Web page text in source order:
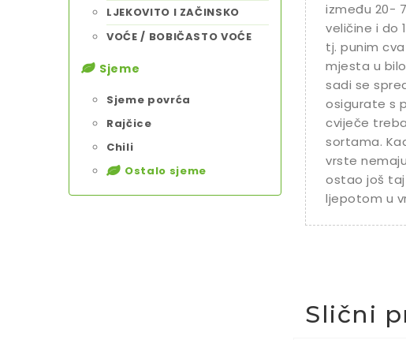
LJEKOVITO I ZAČINSKO
VOĆE / BOBIČASTO VOĆE
Sjeme
Sjeme povrća
Rajčice
Chili
Ostalo sjeme
između 20-
veličine i do
tj. punim
mjesta u
sadi se
osigurate s
cviječe
sortama.
vrste
ostao još taj
ljepotom u
Slični